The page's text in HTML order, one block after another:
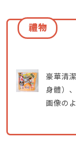
禮物
豪華清
身體）
画像の